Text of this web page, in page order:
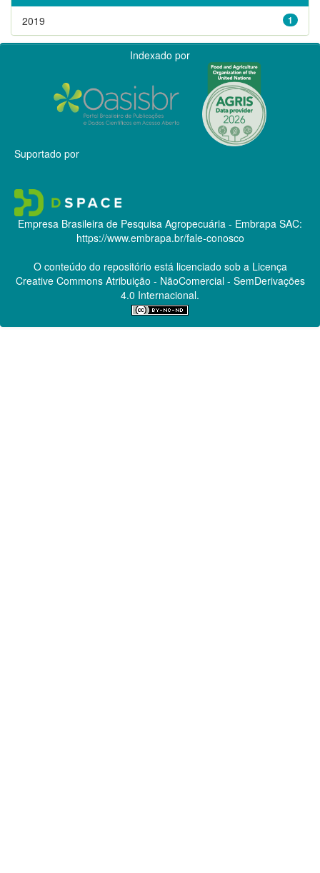
1
2019
Indexado por
Suportado por
Empresa Brasileira de Pesquisa Agropecuária - Embrapa SAC:
https://www.embrapa.br/fale-conosco
O conteúdo do repositório está licenciado sob a Licença
Creative CommonsAtribuição - NãoComercial - SemDerivações
4.0 Internacional.